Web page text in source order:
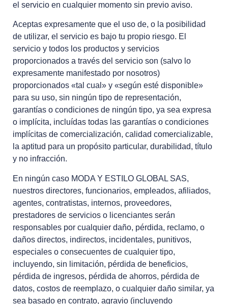
el servicio en cualquier momento sin previo aviso.
Aceptas expresamente que el uso de, o la posibilidad
de utilizar, el servicio es bajo tu propio riesgo. El
servicio y todos los productos y servicios
proporcionados a través del servicio son (salvo lo
expresamente manifestado por nosotros)
proporcionados «tal cual» y «según esté disponible»
para su uso, sin ningún tipo de representación,
garantías o condiciones de ningún tipo, ya sea expresa
o implícita, incluídas todas las garantías o condiciones
implícitas de comercialización, calidad comercializable,
la aptitud para un propósito particular, durabilidad, título
y no infracción.
En ningún caso MODA Y ESTILO GLOBAL SAS,
nuestros directores, funcionarios, empleados, afiliados,
agentes, contratistas, internos, proveedores,
prestadores de servicios o licenciantes serán
responsables por cualquier daño, pérdida, reclamo, o
daños directos, indirectos, incidentales, punitivos,
especiales o consecuentes de cualquier tipo,
incluyendo, sin limitación, pérdida de beneficios,
pérdida de ingresos, pérdida de ahorros, pérdida de
datos, costos de reemplazo, o cualquier daño similar, ya
sea basado en contrato, agravio (incluyendo